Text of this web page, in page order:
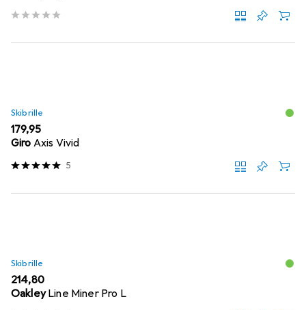
Skibrille
EUR
179,95
Giro Axis Vivid
5
Skibrille
EUR
214,80
Oakley Line Miner Pro L